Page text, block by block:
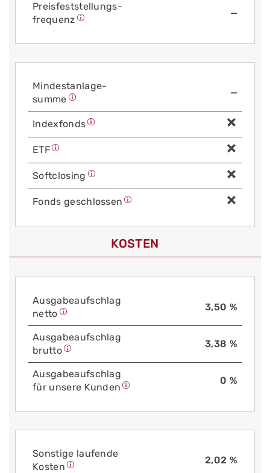
Preis­fest­stellungs­
frequenz
—
Mindest­anlage­
summe
—
Index­fonds
ETF
Soft­closing
Fonds geschlossen
KOSTEN
Aus­gabe­auf­schlag
netto
3,50 %
Aus­gabe­auf­schlag
brutto
3,38 %
Aus­gabe­auf­schlag
für unsere Kunden
0 %
Sonstige laufende
Kosten
2,02 %